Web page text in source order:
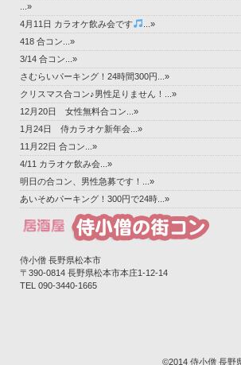
...»
4月11日 カラオケ飲み会です
...»
418 合コン...»
3/14 合コン...»
さむらいパーキング！24時間300円...»
クリスマス合コン♪男性足りません！...»
12月20日 女性無料合コン...»
1月24日 侍カラオケ新年会...»
11月22日 合コン...»
4/11 カラオケ飲み会...»
明日の合コン、男性急募です！...»
あいそめパーキング！300円で24時...»
侍小僧 長野県松本市
〒390-0814 長野県松本市本庄1-12-14‎
TEL 090-3440-1665
©2014 侍小僧 長野